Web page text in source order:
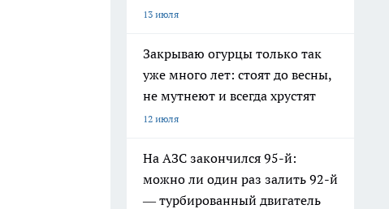
13 июля
Закрываю огурцы только так
уже много лет: стоят до весны,
не мутнеют и всегда хрустят
12 июля
На АЗС закончился 95-й:
можно ли один раз залить 92-й
— турбированный двигатель